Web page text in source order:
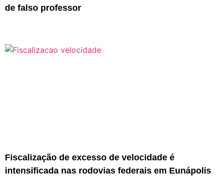
de falso professor
Fiscalização de excesso de velocidade é
intensificada nas rodovias federais em Eunápolis